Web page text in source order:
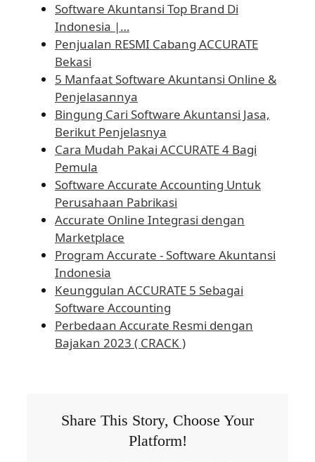
Software Akuntansi Top Brand Di
Indonesia |…
Penjualan RESMI Cabang ACCURATE
Bekasi
5 Manfaat Software Akuntansi Online &
Penjelasannya
Bingung Cari Software Akuntansi Jasa,
Berikut Penjelasnya
Cara Mudah Pakai ACCURATE 4 Bagi
Pemula
Software Accurate Accounting Untuk
Perusahaan Pabrikasi
Accurate Online Integrasi dengan
Marketplace
Program Accurate - Software Akuntansi
Indonesia
Keunggulan ACCURATE 5 Sebagai
Software Accounting
Perbedaan Accurate Resmi dengan
Bajakan 2023 ( CRACK )
Share This Story, Choose Your
Platform!